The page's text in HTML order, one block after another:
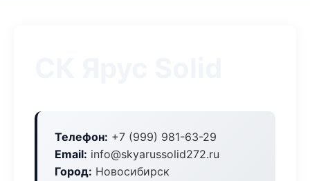
Телефон: +7 (999) 981-63-29
Email: info@skyarussolid272.ru
Город: Новосибирск